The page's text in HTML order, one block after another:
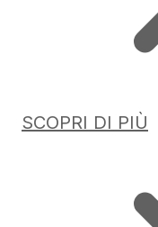
SCOPRI DI PIÙ